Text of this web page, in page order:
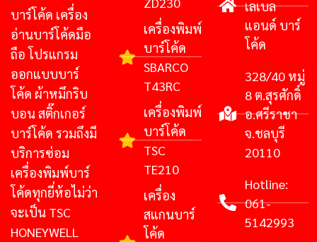
บาร์โค้ด เครื่อง
อ่านบาร์โค้ดมือ
ถือ โปรแกรม
ออกแบบบาร์
โค้ด ผ้าหมึกริบ
บอน สติ๊กเกอร์
บาร์โค้ด รวมถึงมี
บริการซ่อม
เครื่องพิมพ์บาร์
โค้ดทุกยี่ห้อไม่ว่า
จะเป็น TSC
HONEYWELL
เครื่องพิมพ์
บาร์โค้ด
SBARCO
T43RC
เครื่องพิมพ์
บาร์โค้ด
TSC
TE210
เครื่อง
สแกนบาร์
โค้ด
เลเบล
แอนด์ บาร์
โค้ด
328/40 หมู่
8 ต.สุรศักดิ์
อ.ศรีราชา
จ.ชลบุรี
20110
Hotline:
061-
5142993